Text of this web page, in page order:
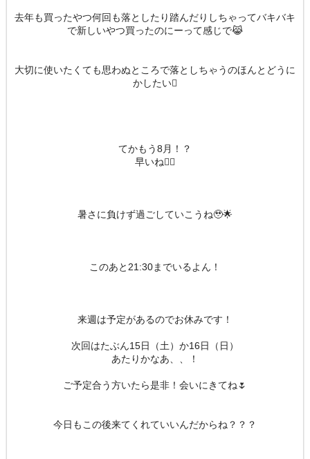
去年も買ったやつ何回も落としたり踏んだりしちゃってバキバキ
で新しいやつ買ったのにーって感じで😹
大切に使いたくても思わぬところで落としちゃうのほんとどうに
かしたい🫩
てかもう8月！？
早いね🫩🫩
暑さに負けず過ごしていこうね🥹🌟
このあと21:30までいるよん！
来週は予定があるのでお休みです！
次回はたぶん15日（土）か16日（日）
あたりかなあ、、！
ご予定合う方いたら是非！会いにきてね🌷
今日もこの後来てくれていいんだからね？？？